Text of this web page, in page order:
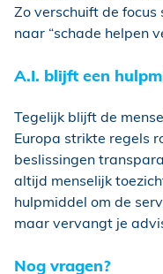
Zo verschuift de focus
naar “schade helpen
A.I. blijft een
Tegelijk blijft de
Europa strikte regels
beslissingen
altijd menselijk
hulpmiddel om de
maar vervangt je
Nog vragen?